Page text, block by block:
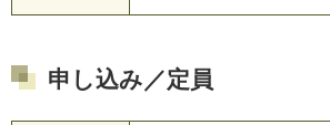
申し込み／定員